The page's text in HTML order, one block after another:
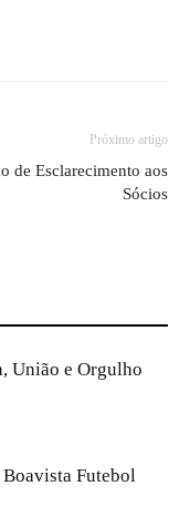
Próximo artigo
de Esclarecimento aos
Sócios
União e Orgulho
Futebol